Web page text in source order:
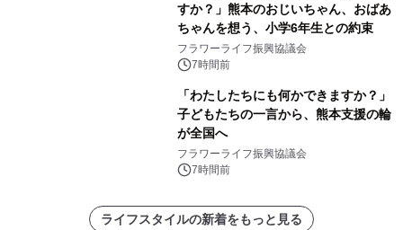
すか？」熊本のおじいちゃん、おばあ
ちゃんを想う、小学6年生との約束
フラワーライフ振興協議会
7時間前
「わたしたちにも何かできますか？」
子どもたちの一言から、熊本支援の輪
が全国へ
フラワーライフ振興協議会
7時間前
ライフスタイルの新着をもっと見る